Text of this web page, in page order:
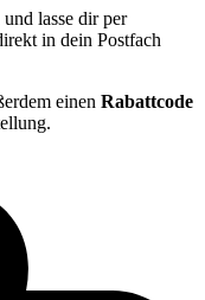
lasse dir per
in dein Postfach
einen Rabattcode